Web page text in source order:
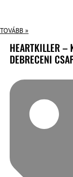
TOVÁBB »
HEARTKILLER –
DEBRECENI